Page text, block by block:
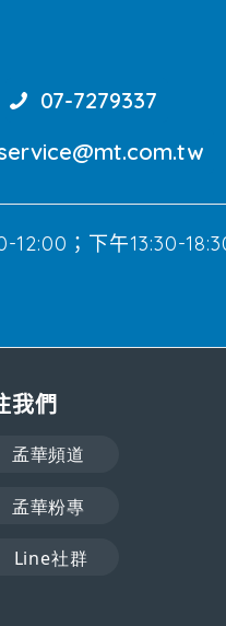
07-7279337
12:00；下午13:30-
我們